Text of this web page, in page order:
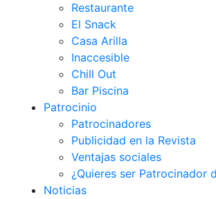
Restaurante
El Snack
Casa Arilla
Inaccesible
Chill Out
Bar Piscina
Patrocinio
Patrocinadores
Publicidad en la Revista
Ventajas sociales
¿Quieres ser Patrocinador
Noticias